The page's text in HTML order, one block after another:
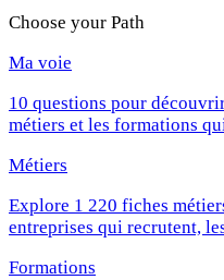
Choose your Path
Ma voie
10 questions pour
métiers et les formations
Métiers
Explore 1 220 fiches
entreprises qui recrutent,
Formations